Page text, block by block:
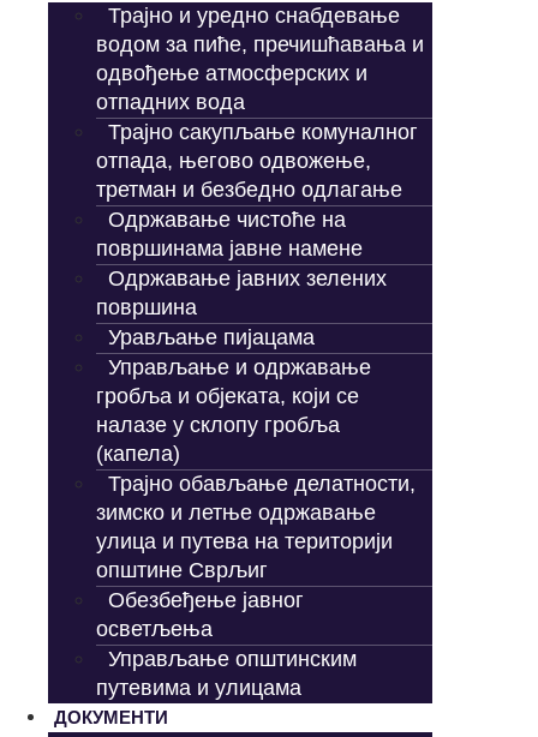
Трајно и уредно снабдевање
водом за пиће, пречишћавања и
одвођење атмосферских и
отпадних вода
Трајно сакупљање комуналног
отпада, његово одвожење,
третман и безбедно одлагање
Одржавање чистоће на
површинама јавне намене
Одржавање јавних зелених
површина
Урављање пијацама
Управљање и одржавање
гробља и објеката, који се
налазе у склопу гробља
(капела)
Трајно обављање делатности,
зимско и летње одржавање
улица и путева на територији
општине Сврљиг
Обезбеђење јавног
осветљења
Управљање општинским
путевима и улицама
ДОКУМЕНТИ